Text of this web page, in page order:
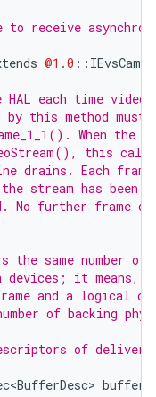
receive
@1.0 ::
HAL each time video
by this method must
When the
this
drains. Each
stream has been
No further frame
the same number of
devices; it means,
and a logical
of backing
of
buffer